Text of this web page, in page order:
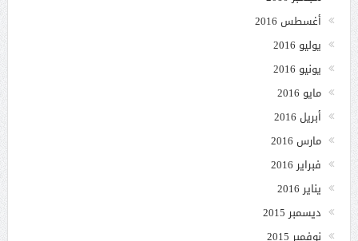
أغسطس 2016
يوليو 2016
يونيو 2016
مايو 2016
أبريل 2016
مارس 2016
فبراير 2016
يناير 2016
ديسمبر 2015
نوفمبر 2015